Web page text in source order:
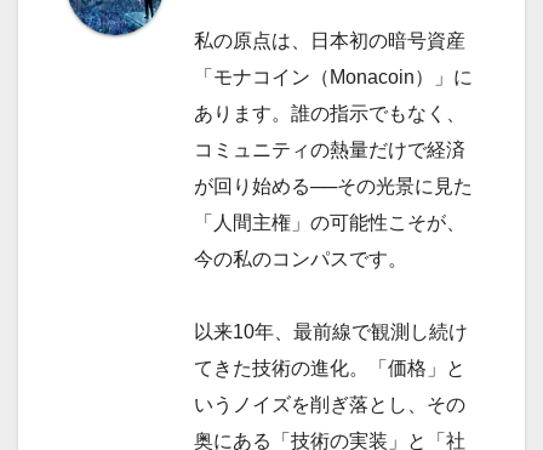
私の原点は、日本初の暗号資産
「モナコイン（Monacoin）」に
あります。誰の指示でもなく、
コミュニティの熱量だけで経済
が回り始める──その光景に見た
「人間主権」の可能性こそが、
今の私のコンパスです。
以来10年、最前線で観測し続け
てきた技術の進化。「価格」と
いうノイズを削ぎ落とし、その
奥にある「技術の実装」と「社